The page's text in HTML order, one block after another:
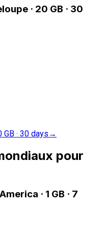
· 20 GB · 30
GB · 30 days →
pour
· 1 GB · 7